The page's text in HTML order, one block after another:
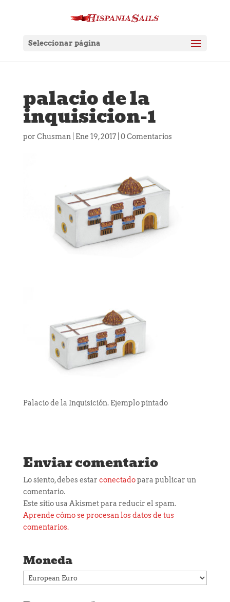
Seleccionar página
palacio de la
inquisicion-1
por Chusman Ene 19, 2017| 0 Comentarios
Palacio de la Inquisición. Ejemplo pintado
Enviar comentario
Lo siento, debes estar conectadopara publicar un
comentario.
Este sitio usa Akismet para reducir el spam.
Aprende cómo se procesan los datos de tus
comentarios.
Moneda